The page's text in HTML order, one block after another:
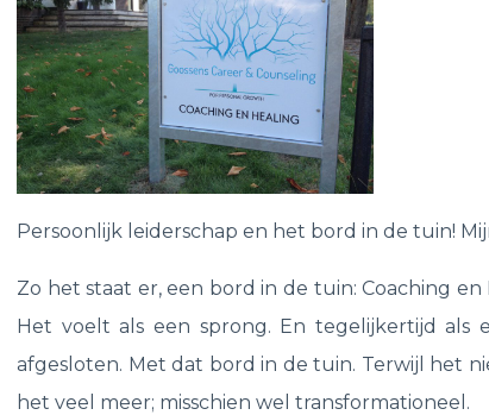
Persoonlijk leiderschap en het bord in de tuin!
Zo het staat er, een bord in de tuin: Coaching
Het voelt als een sprong. En tegelijkertijd als
afgesloten. Met dat bord in de tuin. Terwijl het
het veel meer; misschien wel transformationeel.